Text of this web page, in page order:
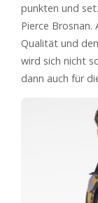
punkten und
Pierce Brosnan.
Qualität und
wird sich nicht
dann auch für